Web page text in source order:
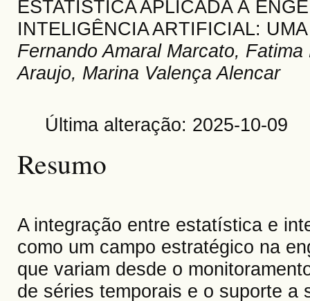
ESTATÍSTICA APLICADA À
INTELIGÊNCIA ARTIFICIAL:
Fernando Amaral Marcato,
Araujo, Marina Valença Alencar
Última alteração: 2025-10-09
Resumo
A integração entre estatística e
como um campo estratégico na
que variam desde o
de séries temporais e o suporte a